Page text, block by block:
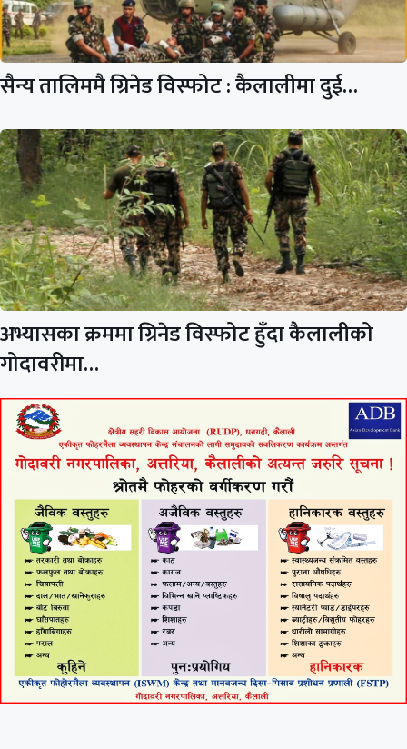
सैन्य तालिममै ग्रिनेड विस्फोट : कैलालीमा दुई…
अभ्यासका क्रममा ग्रिनेड विस्फोट हुँदा कैलालीको
गोदावरीमा…